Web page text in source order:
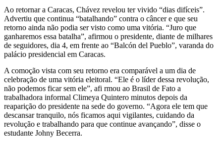
Ao retornar a Caracas, Chávez revelou ter vivido “dias difíceis”.
Advertiu que continua “batalhando” contra o câncer e que seu
retorno ainda não podia ser visto como uma vitória. “Juro que
ganharemos essa batalha”, afirmou o presidente, diante de milhares
de seguidores, dia 4, em frente ao “Balcón del Pueblo”, varanda do
palácio presidencial em Caracas.
A comoção vista com seu retorno era comparável a um dia de
celebração de uma vitória eleitoral. “Ele é o líder dessa revolução,
não podemos ficar sem ele”, afi rmou ao Brasil de Fato a
trabalhadora informal Climeya Quintero minutos depois da
reaparição do presidente na sede do governo. “Agora ele tem que
descansar tranquilo, nós ficamos aqui vigilantes, cuidando da
revolução e trabalhando para que continue avançando”, disse o
estudante Johny Becerra.